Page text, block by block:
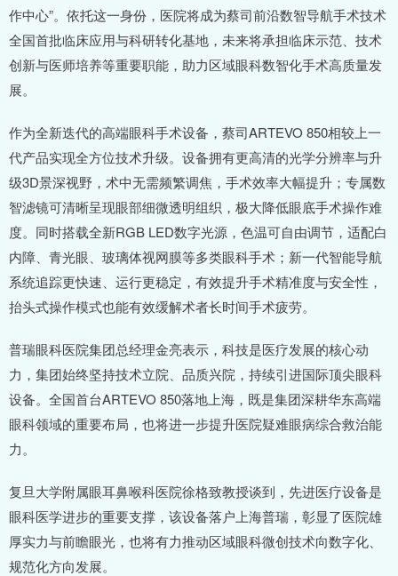
作中心”。依托这一身份，医院将成为蔡司前沿数智导航手术技术
全国首批临床应用与科研转化基地，未来将承担临床示范、技术
创新与医师培养等重要职能，助力区域眼科数智化手术高质量发
展。
作为全新迭代的高端眼科手术设备，蔡司ARTEVO 850相较上一
代产品实现全方位技术升级。设备拥有更高清的光学分辨率与升
级3D景深视野，术中无需频繁调焦，手术效率大幅提升；专属数
智滤镜可清晰呈现眼部细微透明组织，极大降低眼底手术操作难
度。同时搭载全新RGB LED数字光源，色温可自由调节，适配白
内障、青光眼、玻璃体视网膜等多类眼科手术；新一代智能导航
系统追踪更快速、运行更稳定，有效提升手术精准度与安全性，
抬头式操作模式也能有效缓解术者长时间手术疲劳。
普瑞眼科医院集团总经理金亮表示，科技是医疗发展的核心动
力，集团始终坚持技术立院、品质兴院，持续引进国际顶尖眼科
设备。全国首台ARTEVO 850落地上海，既是集团深耕华东高端
眼科领域的重要布局，也将进一步提升医院疑难眼病综合救治能
力。
复旦大学附属眼耳鼻喉科医院徐格致教授谈到，先进医疗设备是
眼科医学进步的重要支撑，该设备落户上海普瑞，彰显了医院雄
厚实力与前瞻眼光，也将有力推动区域眼科微创技术向数字化、
规范化方向发展。